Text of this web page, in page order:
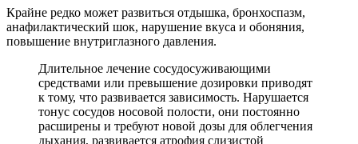
Крайне редко может развиться отдышка, бронхоспазм,
анафилактический шок, нарушение вкуса и обоняния,
повышение внутриглазного давления.
Длительное лечение сосудосуживающими
средствами или превышение дозировки приводят
к тому, что развивается зависимость. Нарушается
тонус сосудов носовой полости, они постоянно
расширены и требуют новой дозы для облегчения
дыхания, развивается атрофия слизистой